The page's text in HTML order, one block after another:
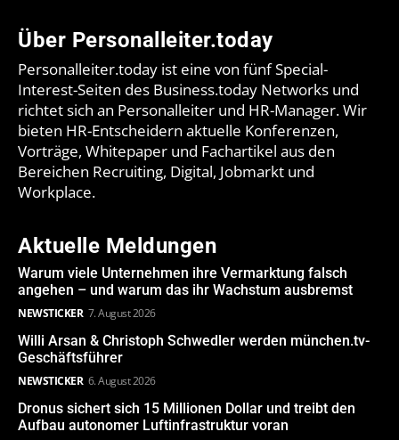
Über Personalleiter.today
Personalleiter.today ist eine von fünf Special-
Interest-Seiten des Business.today Networks und
richtet sich an Personalleiter und HR-Manager. Wir
bieten HR-Entscheidern aktuelle Konferenzen,
Vorträge, Whitepaper und Fachartikel aus den
Bereichen Recruiting, Digital, Jobmarkt und
Workplace.
Aktuelle Meldungen
Warum viele Unternehmen ihre Vermarktung falsch
angehen – und warum das ihr Wachstum ausbremst
NEWSTICKER 7. August 2026
Willi Arsan & Christoph Schwedler werden münchen.tv-
Geschäftsführer
NEWSTICKER 6. August 2026
Dronus sichert sich 15 Millionen Dollar und treibt den
Aufbau autonomer Luftinfrastruktur voran